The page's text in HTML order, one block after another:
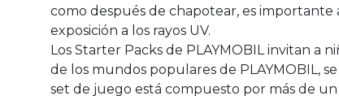
como después de chapotear, es
exposición a los rayos UV.
Los Starter Packs de PLAYMOBIL invitan a
de los mundos populares de PLAYMOBIL,
set de juego está compuesto por más de